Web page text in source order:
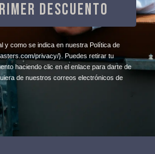
DESCUENTO
y como se indica en nuestra Política de
privacy/} . Puedes retirar tu
haciendo clic en el enlace para darte de
de nuestros correos electrónicos de